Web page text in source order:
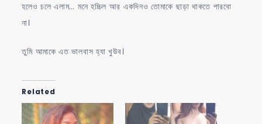
হলেও চলে এলাম… মনে হচ্চিল আর একদিনও তোমাকে ছাড়া থাকতে পারবো
না।
তুমি আমাকে এত ভালবাস হ্যা খুউব।
Related